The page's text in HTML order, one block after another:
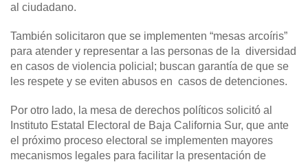
al ciudadano.
También solicitaron que se implementen “mesas arcoíris”
para atender y representar a las personas de la diversidad
en casos de violencia policial; buscan garantía de que se
les respete y se eviten abusos en casos de detenciones.
Por otro lado, la mesa de derechos políticos solicitó al
Instituto Estatal Electoral de Baja California Sur, que ante
el próximo proceso electoral se implementen mayores
mecanismos legales para facilitar la presentación de